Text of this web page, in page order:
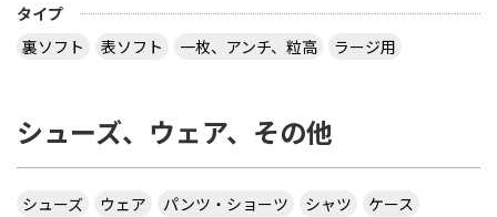
タイプ
裏ソフト
表ソフト 一枚、アンチ、粒高 ラージ用
シューズ、ウェア、その他
シューズ ウェア パンツ・ショーツ シャツ
ケース